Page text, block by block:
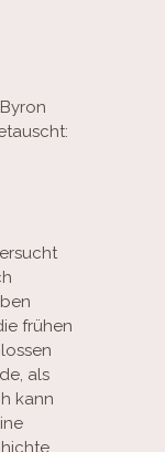
frühen
als
kann